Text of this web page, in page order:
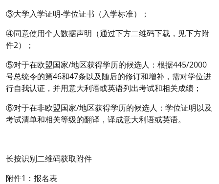
③大学入学证明-学位证书（入学标准）；
④同意使用个人数据声明（通过下方二维码下载，见下方附
件2）；
⑤对于在欧盟国家/地区获得学历的候选人：根据445/2000
号总统令的第46和47条以及随后的修订和增补，需对学位进
行自我认证，并用意大利语或英语列出考试和相关成绩；
⑥对于在非欧盟国家/地区获得学历的候选人：学位证明以及
考试清单和相关等级的翻译，译成意大利语或英语。
长按识别二维码获取附件
附件1：报名表